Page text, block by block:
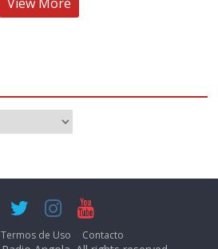
Termos de Uso Contacto